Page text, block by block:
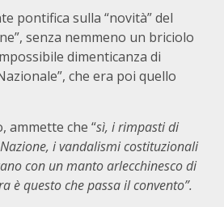
pontifica sulla “novità” del
senza nemmeno un briciolo
dimenticanza di
che era poi quello
ammette che “sì, i rimpasti di
i vandalismi costituzionali
con un manto arlecchinesco di
è questo che passa il convento”.